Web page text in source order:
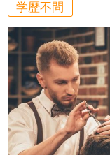
学歴不問